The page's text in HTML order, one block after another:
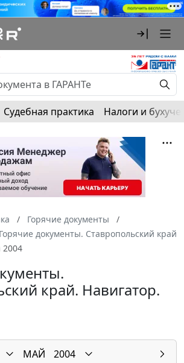
Судебная практика Налоги и
Горячие документы
Горячие документы. Ставропольский край
край. Навигатор.
МАЙ
2004